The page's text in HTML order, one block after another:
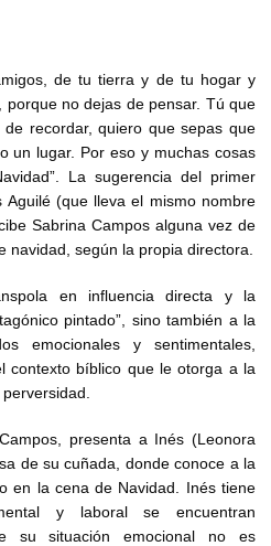
de tu tierra y de tu hogar y
no dejas de pensar. Tú que
recordar, quiero que sepas que
un lugar. Por eso y muchas cosas
La sugerencia del primer
(que lleva el mismo nombre
Sabrina Campos alguna vez de
navidad, según la propia directora.
en influencia directa y la
pintado”, sino también a la
emocionales y sentimentales,
contexto bíblico que le otorga a la
presenta a Inés (Leonora
de su cuñada, donde conoce a la
en la cena de Navidad. Inés tiene
y laboral se encuentran
su situación emocional no es